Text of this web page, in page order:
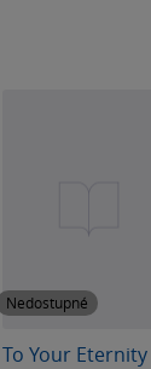
Nedostupné
To Your Eternity